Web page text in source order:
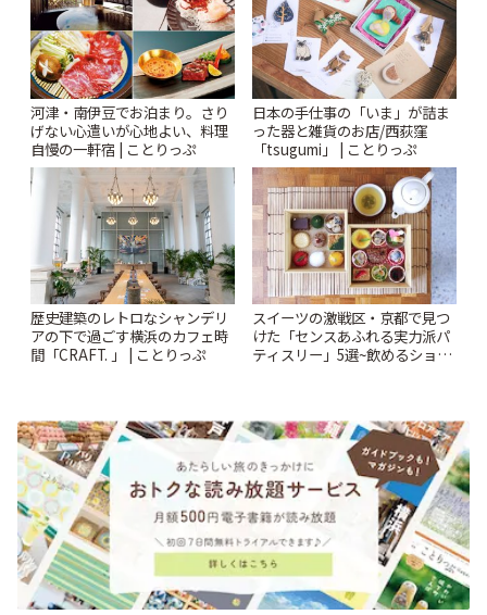
河津・南伊豆でお泊まり。さり
げない心遣いが心地よい、料理
自慢の一軒宿 | ことりっぷ
日本の手仕事の「いま」が詰ま
った器と雑貨のお店/西荻窪
「tsugumi」 | ことりっぷ
歴史建築のレトロなシャンデリ
アの下で過ごす横浜のカフェ時
間「CRAFT. 」 | ことりっぷ
スイーツの激戦区・京都で見つ
けた「センスあふれる実力派パ
ティスリー」5選~飲めるショー